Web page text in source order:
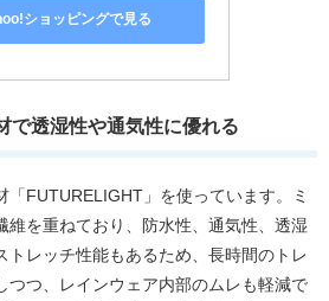
ショッピングで見る
で透湿性や通気性に優れる
「FUTURELIGHT」を使っています。ミ
維を重ねており、防水性、通気性、透湿
トレッチ性能もあるため、長時間のトレ
つつ、レインウェア内部のムレも軽減で